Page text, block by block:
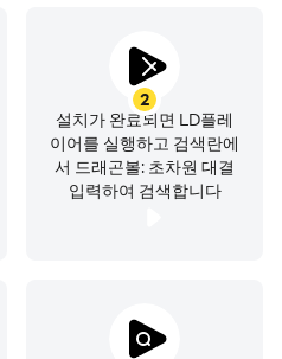
2
설치가 완료되면 LD플레
이어를 실행하고 검색란에
서 드래곤볼: 초차원 대결
입력하여 검색합니다